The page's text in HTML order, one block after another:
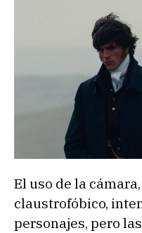
El uso de la
claustrofóbico,
personajes, pero